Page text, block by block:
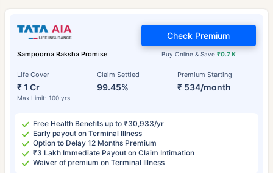
Sampoorna Raksha Promise
Life Cover
₹ 1 Cr
Max Limit: 100 yrs
Claim Settled
99.45%
Premium Starting
₹ 534/month
Buy Online & Save ₹0.7 K
Check Premium
Free Health Benefits up to ₹30,933/yr
Early payout on Terminal Illness
Option to Delay 12 Months Premium
₹3 Lakh Immediate Payout on Claim Intimation
Waiver of premium on Terminal Illness